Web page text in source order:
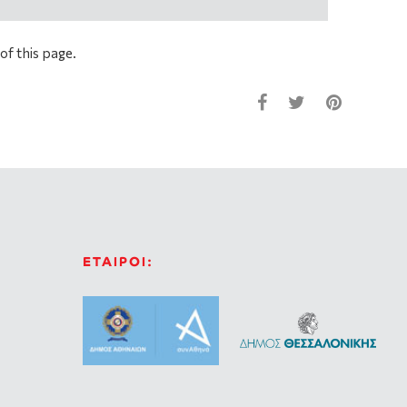
this page.
ΕΤΑΙΡΟΙ: